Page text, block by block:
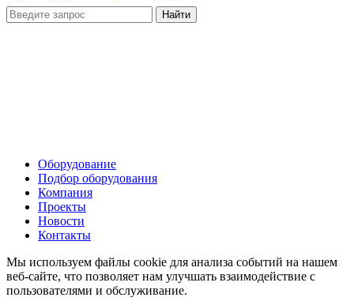
Оборудование
Подбор оборудования
Компания
Проекты
Новости
Контакты
Мы используем файлы cookie для анализа событий на нашем
веб-сайте, что позволяет нам улучшать взаимодействие с
пользователями и обслуживание.